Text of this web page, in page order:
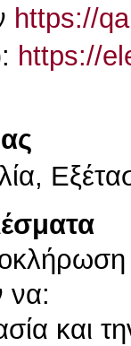
https://
https://
να:
και